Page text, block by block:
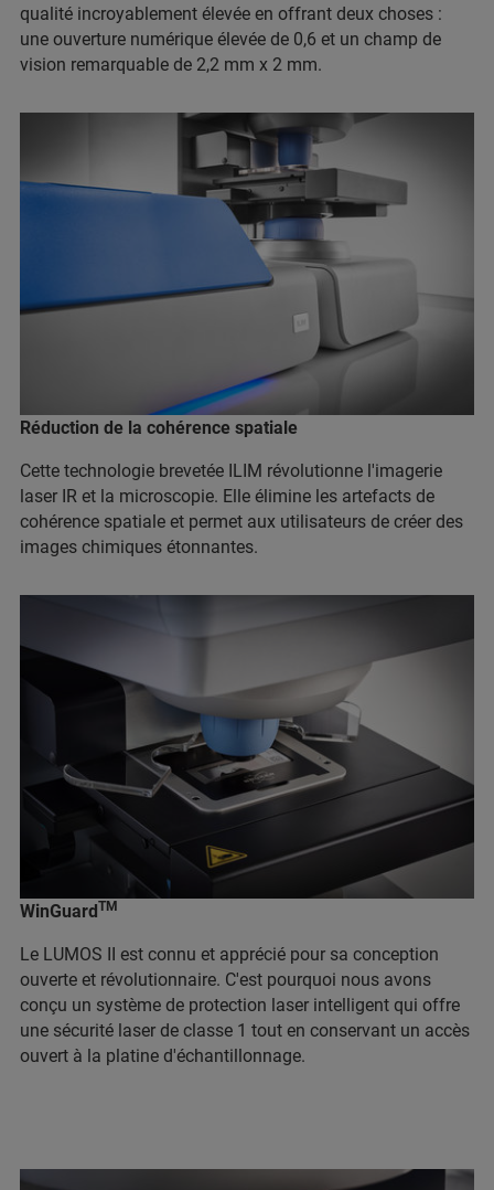
qualité incroyablement élevée en offrant deux choses :
une ouverture numérique élevée de 0,6 et un champ de
vision remarquable de 2,2 mm x 2 mm.
Réduction de la cohérence spatiale
Cette technologie brevetée ILIM révolutionne l'imagerie
laser IR et la microscopie. Elle élimine les artefacts de
cohérence spatiale et permet aux utilisateurs de créer des
images chimiques étonnantes.
WinGuardTM
Le LUMOS II est connu et apprécié pour sa conception
ouverte et révolutionnaire. C'est pourquoi nous avons
conçu un système de protection laser intelligent qui offre
une sécurité laser de classe 1 tout en conservant un accès
ouvert à la platine d'échantillonnage.